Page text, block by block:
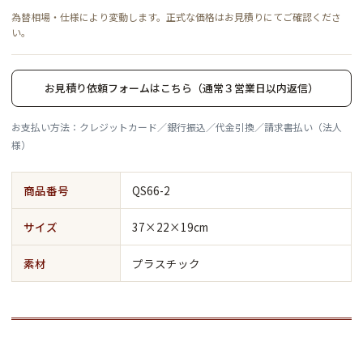
為替相場・仕様により変動します。正式な価格はお見積りにてご確認くださ
い。
お見積り依頼フォームはこちら（通常３営業日以内返信）
お支払い方法：クレジットカード／銀行振込／代金引換／請求書払い（法人
様）
商品番号 QS66-2
サイズ 37×22×19cm
素材 プラスチック